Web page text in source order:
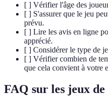
[ ] Vérifier l'âge des
[ ] S'assurer que le jeu
prévu.
[ ] Lire les avis en ligne
apprécié.
[ ] Considérer le type de
[ ] Vérifier combien de
que cela convient à votre
FAQ sur les jeux